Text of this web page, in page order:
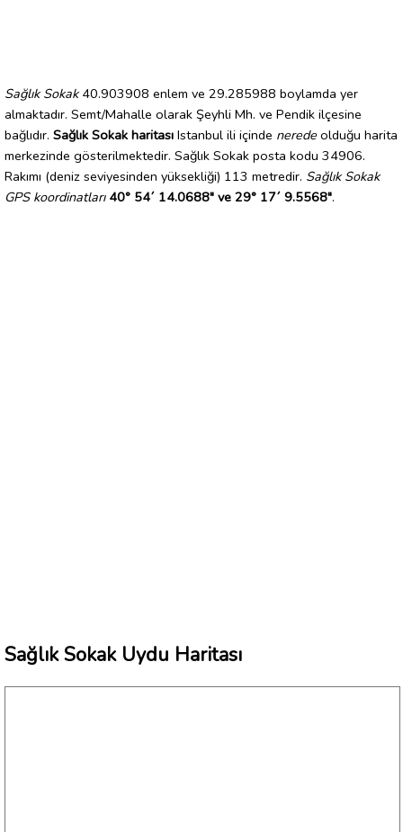
Sağlık Sokak40.903908 enlem ve 29.285988 boylamda yer
almaktadır. Semt/Mahalle olarak Şeyhli Mh. ve Pendik ilçesine
bağlıdır. Sağlık Sokak haritası Istanbul ili içinde nerede olduğu harita
merkezinde gösterilmektedir. Sağlık Sokak posta kodu 34906.
Rakımı (deniz seviyesinden yüksekliği) 113 metredir. Sağlık Sokak
GPS koordinatları 40° 54´ 14.0688" ve 29° 17´ 9.5568".
Sağlık Sokak Uydu Haritası